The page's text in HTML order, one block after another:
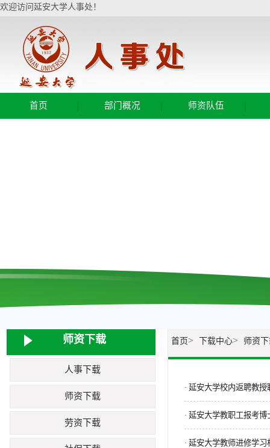
欢迎访问延安大学人事处！
首页 部门概况 师资队伍
师资下载
人事下载
师资下载
劳资下载
首页 > 下载中心> 师资
· 延安大学校内返聘教授
· 延安大学教职工报考博
· 延安大学教师进修学习